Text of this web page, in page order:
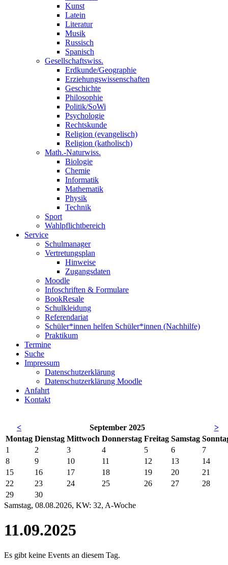
Kunst
Latein
Literatur
Musik
Russisch
Spanisch
Gesellschaftswiss.
Erdkunde/Geographie
Erziehungswissenschaften
Geschichte
Philosophie
Politik/SoWi
Psychologie
Rechtskunde
Religion (evangelisch)
Religion (katholisch)
Math.-Naturwiss.
Biologie
Chemie
Informatik
Mathematik
Physik
Technik
Sport
Wahlpflichtbereich
Service
Schulmanager
Vertretungsplan
Hinweise
Zugangsdaten
Moodle
Infoschriften & Formulare
BookResale
Schulkleidung
Referendariat
Schüler*innen helfen Schüler*innen (Nachhilfe)
Praktikum
Termine
Suche
Impressum
Datenschutzerklärung
Datenschutzerklärung Moodle
Anfahrt
Kontakt
< September 2025
>
Montag Dienstag Mittwoch Donnerstag Freitag Samstag So
1
2 3 4 5 6
7
8
9 10 11 12 13
14
15
16 17 18 19 20
21
22
23 24 25 26 27
28
29
30
Samstag, 08.08.2026, KW: 32, A-Woche
11.09.2025
Es gibt keine Events an diesem Tag.